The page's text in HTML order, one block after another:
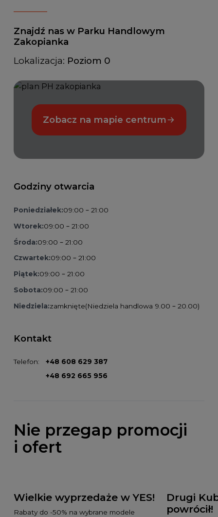
Znajdź nas w Parku Handlowym
Zakopianka
Lokalizacja: Poziom 0
Zobacz na mapie centrum
Godziny otwarcia
Poniedziałek:09:00 – 21:00
Wtorek:09:00 – 21:00
Środa:09:00 – 21:00
Czwartek:09:00 – 21:00
Piątek:09:00 – 21:00
Sobota:09:00 – 21:00
Niedziela:zamknięte(Niedziela handlowa 9.00 – 20.00)
Kontakt
Telefon:
+48 608 629 387
+48 692 665 956
Nie przegap promocji
i ofert
Wielkie wyprzedaże w YES!
Rabaty do -50% na wybrane modele
Drugi
powrócił!